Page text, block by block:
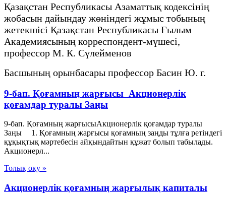
Қазақстан Республикасы Азаматтық кодексінің
жобасын дайындау жөніндегі жұмыс тобының
жетекшісі Қазақстан Республикасы Ғылым
Академиясының корреспондент-мүшесі,
профессор М. К. Сүлейменов
Басшының орынбасары профессор Басин Ю. г.
9-бап. Қоғамның жарғысы Акционерлік
қоғамдар туралы Заңы
9-бап. Қоғамның жарғысыАкционерлік қоғамдар туралы
Заңы 1. Қоғамның жарғысы қоғамның заңды тұлға ретіндегі
құқықтық мәртебесін айқындайтын құжат болып табылады.
Акционерл...
Толық оқу »
Акционерлік қоғамның жарғылық капиталы